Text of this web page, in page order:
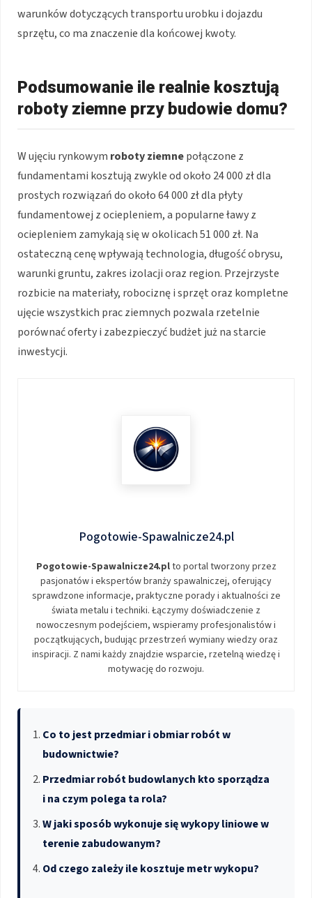
warunków dotyczących transportu urobku i dojazdu
sprzętu, co ma znaczenie dla końcowej kwoty.
Podsumowanie ile realnie kosztują
roboty ziemne przy budowie domu?
W ujęciu rynkowym roboty ziemnepołączone z
fundamentami kosztują zwykle od około 24 000 zł dla
prostych rozwiązań do około 64 000 zł dla płyty
fundamentowej z ociepleniem, a popularne ławy z
ociepleniem zamykają się w okolicach 51 000 zł. Na
ostateczną cenę wpływają technologia, długość obrysu,
warunki gruntu, zakres izolacji oraz region. Przejrzyste
rozbicie na materiały, robociznę i sprzęt oraz kompletne
ujęcie wszystkich prac ziemnych pozwala rzetelnie
porównać oferty i zabezpieczyć budżet już na starcie
inwestycji.
Pogotowie-Spawalnicze24.pl
Pogotowie-Spawalnicze24.plto portal tworzony przez
pasjonatów i ekspertów branży spawalniczej, oferujący
sprawdzone informacje, praktyczne porady i aktualności ze
świata metalu i techniki. Łączymy doświadczenie z
nowoczesnym podejściem, wspieramy profesjonalistów i
początkujących, budując przestrzeń wymiany wiedzy oraz
inspiracji. Z nami każdy znajdzie wsparcie, rzetelną wiedzę i
motywację do rozwoju.
Co to jest przedmiar i obmiar robót w
budownictwie?
Przedmiar robót budowlanych kto sporządza
i na czym polega ta rola?
W jaki sposób wykonuje się wykopy liniowe w
terenie zabudowanym?
Od czego zależy ile kosztuje metr wykopu?